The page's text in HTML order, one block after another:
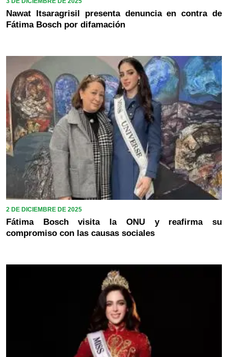
Nawat Itsaragrisil presenta denuncia en contra de
Fátima Bosch por difamación
2 DE DICIEMBRE DE 2025
Fátima Bosch visita la ONU y reafirma su
compromiso con las causas sociales